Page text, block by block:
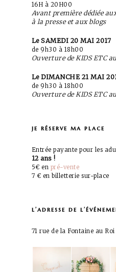
16H à 20H00
Avant première dédiée
à la presse et aux blogs
Le SAMEDI 20 MAI 2017
de 9h30 à 18h00
Ouverture de KIDS ETC
Le DIMANCHE 21 MAI
de 9h30 à 18h00
Ouverture de KIDS ETC
je réserve ma place
Entrée payante pour les
12 ans !
5€ en pré-vente
7 € en billetterie sur-place
l’adresse de
71 rue de la Fontaine au